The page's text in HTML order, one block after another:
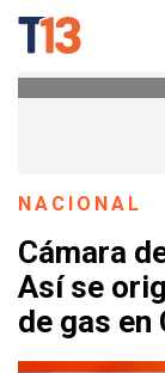
NACIONAL
Cámara
Así se
de gas en